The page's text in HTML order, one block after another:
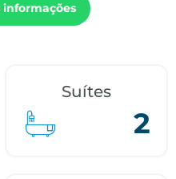
informações
Suítes
2